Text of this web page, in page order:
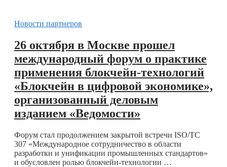
Новости партнеров
26 октября в Москве прошел
международный форум о практике
применения блокчейн-технологий
«Блокчейн в цифровой экономике»,
организованный деловым
изданием «Ведомости»
Форум стал продолжением закрытой встречи ISO/TC
307 «Международное сотрудничество в области
разработки и унификации промышленных стандартов»
и обусловлен ролью блокчейн-технологии …